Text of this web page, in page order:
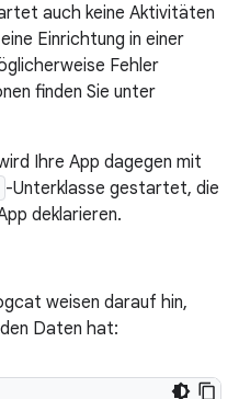
auch keine Aktivitäten
Einrichtung in einer
Fehler
finden Sie unter
Ihre App dagegen mit
-Unterklasse gestartet, die
deklarieren.
weisen darauf hin,
Daten hat: